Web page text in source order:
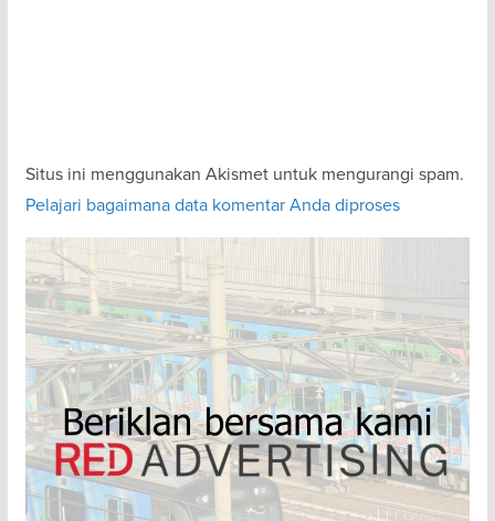
Situs ini menggunakan Akismet untuk mengurangi spam.
Pelajari bagaimana data komentar Anda diproses